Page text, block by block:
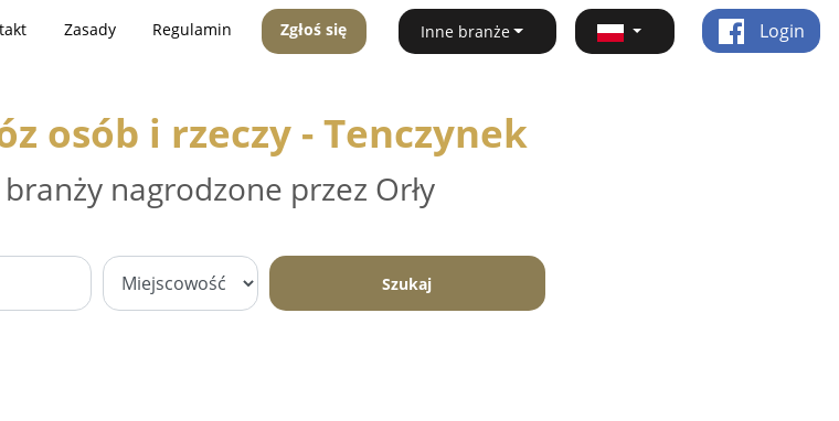
Zasady Regulamin Zgłoś się Inne branże Login
osób i rzeczy - Tenczynek
nagrodzone przez Orły
Szukaj